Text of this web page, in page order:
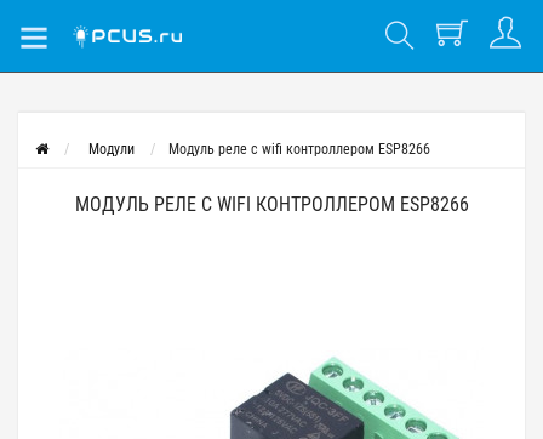
Модули Модуль реле с wifi контроллером ESP8266
МОДУЛЬ РЕЛЕ С WIFI КОНТРОЛЛЕРОМ ESP8266